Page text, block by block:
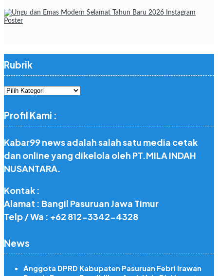
Rubrik
Rubrik
Profil Kami :
Kabar99 news adalah salah satu media cetak
dan online yang dikelola oleh PT.MILA INDAH
NUSANTARA.
Kontak :
Alamat : Bangil Pasuruan Jawa Timur
Telp / Wa : +62 812-3342-4328
News
Anggota DPRD Kabupaten Pasuruan Febri Irawan